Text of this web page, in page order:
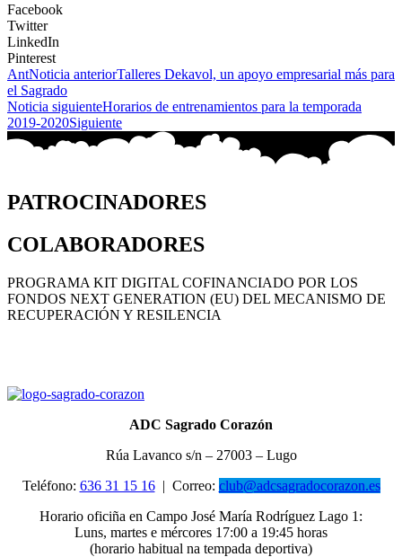
Facebook
Twitter
LinkedIn
Pinterest
AntNoticia anteriorTalleres Dekavol, un apoyo empresarial más para
el Sagrado
Noticia siguienteHorarios de entrenamientos para la temporada
2019-2020Siguiente
PATROCINADORES
COLABORADORES
PROGRAMA KIT DIGITAL COFINANCIADO POR LOS
FONDOS NEXT GENERATION (EU) DEL MECANISMO DE
RECUPERACIÓN Y RESILENCIA
ADC Sagrado Corazón
Rúa Lavanco s/n – 27003 – Lugo
Teléfono: 636 31 15 16| Correo: club@adcsagradocorazon.es
Horario oficiña en Campo José María Rodríguez Lago 1:
Luns, martes e mércores 17:00 a 19:45 horas
(horario habitual na tempada deportiva)